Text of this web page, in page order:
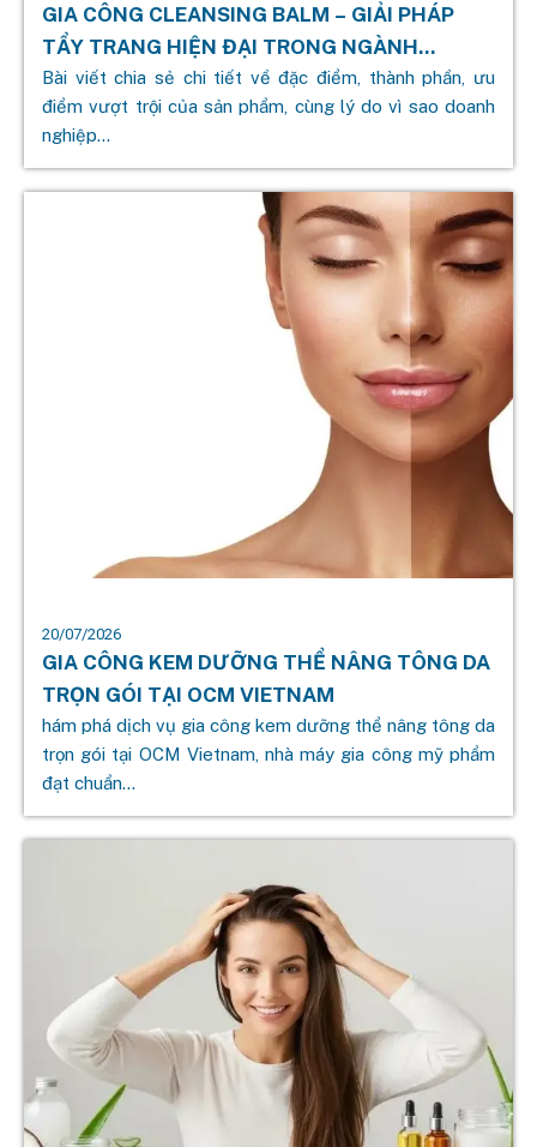
GIA CÔNG CLEANSING BALM – GIẢI PHÁP
TẨY TRANG HIỆN ĐẠI TRONG NGÀNH...
Bài viết chia sẻ chi tiết về đặc điểm, thành phần, ưu
điểm vượt trội của sản phẩm, cùng lý do vì sao doanh
nghiệp...
20/07/2026
GIA CÔNG KEM DƯỠNG THỂ NÂNG TÔNG DA
TRỌN GÓI TẠI OCM VIETNAM
hám phá dịch vụ gia công kem dưỡng thể nâng tông da
trọn gói tại OCM Vietnam, nhà máy gia công mỹ phẩm
đạt chuẩn...